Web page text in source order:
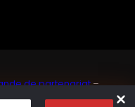
de partenariat–